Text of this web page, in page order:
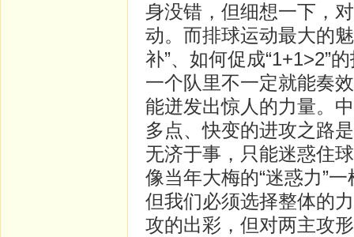
身没错，但细想一下，
动。而排球运动最大的
补”、如何促成“1+1>2”
一个队里不一定就能奏
能迸发出惊人的力量。
多点、快变的进攻之路
无济于事，只能迷惑住
像当年大梅的“迷惑力”
但我们必须选择整体的
攻的出彩，但对两主攻